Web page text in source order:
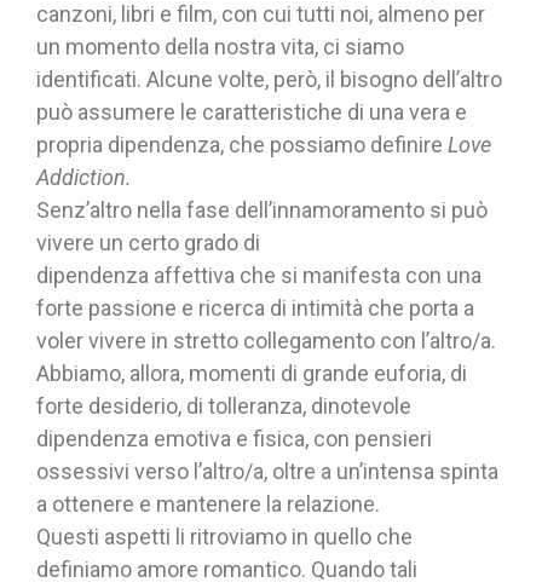
canzoni, libri e film, con cui tutti noi, almeno per
un momento della nostra vita, ci siamo
identificati. Alcune volte, però, il bisogno dell’altro
può assumere le caratteristiche di una vera e
propria dipendenza, che possiamo definire Love
Addiction.
Senz’altro nella fase dell’innamoramento si può
vivere un certo grado di
dipendenza affettiva che si manifesta con una
forte passione e ricerca di intimità che porta a
voler vivere in stretto collegamento con l’altro/a.
Abbiamo, allora, momenti di grande euforia, di
forte desiderio, di tolleranza, dinotevole
dipendenza emotiva e fisica, con pensieri
ossessivi verso l’altro/a, oltre a un’intensa spinta
a ottenere e mantenere la relazione.
Questi aspetti li ritroviamo in quello che
definiamo amore romantico. Quando tali